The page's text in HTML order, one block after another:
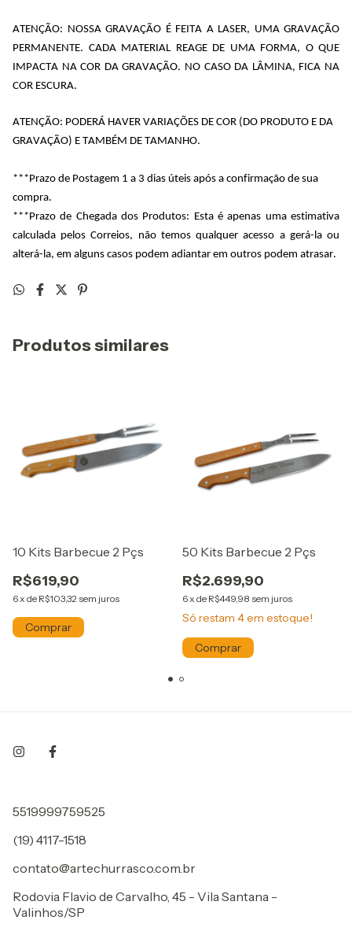
ATENÇÃO: NOSSA GRAVAÇÃO É FEITA A LASER, UMA GRAVAÇÃO
PERMANENTE. CADA MATERIAL REAGE DE UMA FORMA, O QUE
IMPACTA NA COR DA GRAVAÇÃO. NO CASO DA LÂMINA, FICA NA
COR ESCURA.
ATENÇÃO: PODERÁ HAVER VARIAÇÕES DE COR (DO PRODUTO E DA
GRAVAÇÃO) E TAMBÉM DE TAMANHO.
***Prazo de Postagem 1 a 3 dias úteis após a confirmação de sua
compra.
***Prazo de Chegada dos Produtos: Esta é apenas uma estimativa
calculada pelos Correios, não temos qualquer acesso a gerá-la ou
alterá-la, em alguns casos podem adiantar em outros podem atrasar.
Produtos similares
10 Kits Barbecue 2 Pçs
R$619,90
6x de R$103,32 sem juros
50 Kits Barbecue 2 Pçs
R$2.699,90
6x de R$449,98 sem juros
Só restam 4em estoque!
5519999759525
(19) 4117-1518
contato@artechurrasco.com.br
Rodovia Flavio de Carvalho, 45 - Vila Santana -
Valinhos/SP